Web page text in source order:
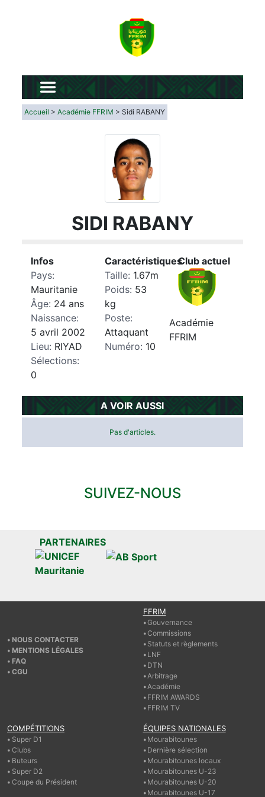
Accueil >Académie FFRIM > Sidi RABANY
SIDI RABANY
Infos
Pays:
Mauritanie
Âge: 24 ans
Naissance:
5 avril 2002
Lieu: RIYAD
Sélections:
0
Caractéristiques
Taille: 1.67m
Poids: 53
kg
Poste:
Attaquant
Numéro: 10
Club actuel
Académie
FFRIM
A VOIR AUSSI
Pas d'articles.
SUIVEZ-NOUS
PARTENAIRES
NOUS CONTACTER
MENTIONS LÉGALES
FAQ
CGU
FFRIM
Gouvernance
Commissions
Statuts et règlements
LNF
DTN
Arbitrage
Académie
FFRIM AWARDS
FFRIM TV
COMPÉTITIONS
Super D1
Clubs
Buteurs
Super D2
Coupe du Président
ÉQUIPES NATIONALES
Mourabitounes
Dernière sélection
Mourabitounes locaux
Mourabitounes U-23
Mourabitounes U-20
Mourabitounes U-17